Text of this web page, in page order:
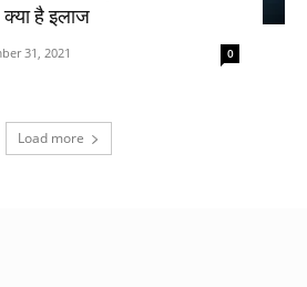
क्या है इलाज
31, 2021 0
Load more